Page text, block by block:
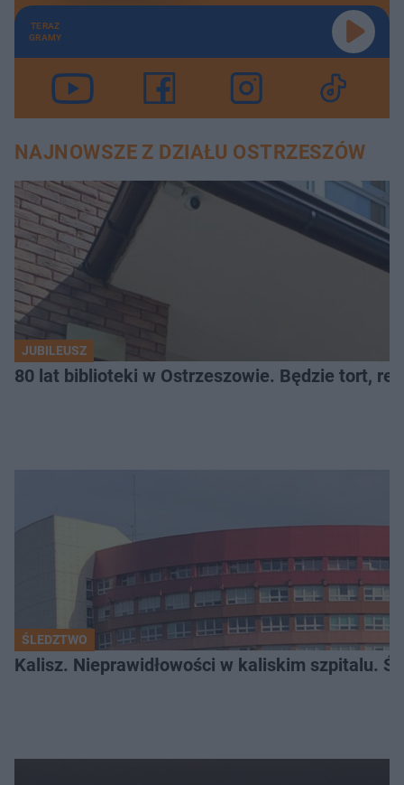
TERAZ
GRAMY
NAJNOWSZE Z DZIAŁU OSTRZESZÓW
JUBILEUSZ
80 lat biblioteki w Ostrzeszowie. Będzie tort,
ŚLEDZTWO
Kalisz. Nieprawidłowości w kaliskim szpitalu.